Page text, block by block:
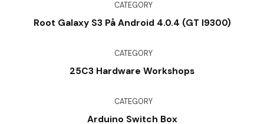
CATEGORY
Root Galaxy S3 På Android 4.0.4 (GT I9300)
CATEGORY
25C3 Hardware Workshops
CATEGORY
Arduino Switch Box